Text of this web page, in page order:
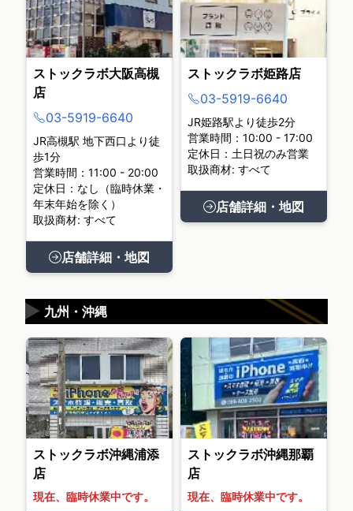
ストックラボ大阪高槻
店
03-5919-6640
JR高槻駅 地下西口より徒
歩1分
営業時間：11:00 - 20:00
定休日：なし（臨時休業・
年末年始を除く）
取扱商材: すべて
店舗詳細・地図
ストックラボ姫路店
03-5919-6640
JR姫路駅より徒歩2分
営業時間：10:00 - 17:00
定休日：土日祝のみ営業
取扱商材: すべて
店舗詳細・地図
九州・沖縄
▶
ストックラボ沖縄浦添
店
現在、臨時休業中です。
ストックラボ沖縄那覇
店
現在、臨時休業中です。